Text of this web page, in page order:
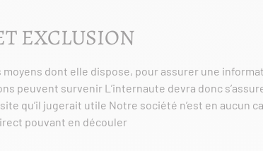
EXCLUSION
dont elle dispose, pour assurer une
peuvent survenir L’internaute devra donc
qu’il jugerait utile Notre société n’est en aucun
pouvant en découler